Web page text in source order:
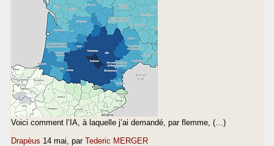
Voici comment l’IA, à laquelle j’ai demandé, par flemme, (…)
Drapèus 14 mai , par Tederic MERGER